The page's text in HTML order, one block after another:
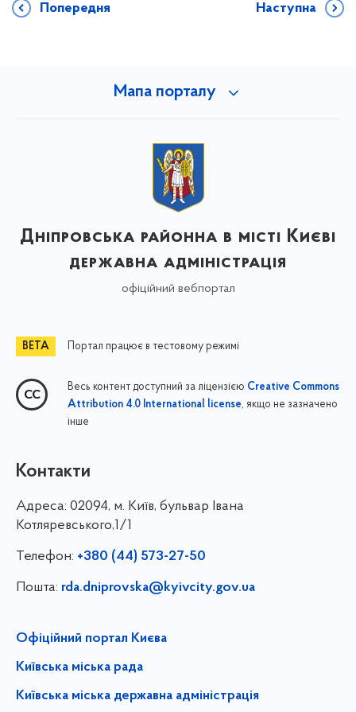
Попередня Наступна
Мапа порталу
Дніпровська районна в місті Києві
державна адміністрація
офіційний вебпортал
Портал працює в тестовому режимі
Весь контент доступний за ліцензією Creative Commons
Attribution 4.0 International license, якщо не зазначено
інше
Контакти
Адреса: 02094, м. Київ, бульвар Івана
Котляревського,1/1
Телефон: +380 (44) 573-27-50
Пошта: rda.dniprovska@kyivcity.gov.ua
Офіційний портал Києва
Київська міська рада
Київська міська державна адміністрація